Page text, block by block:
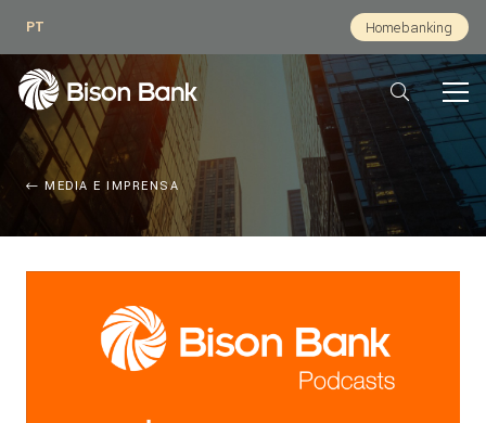
PT Homebanking
MEDIA E IMPRENSA